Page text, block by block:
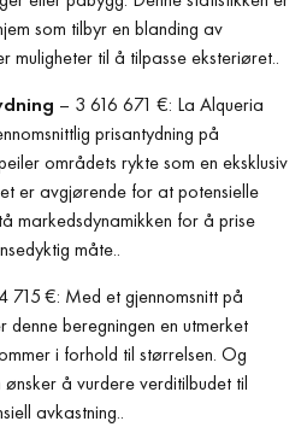
som tilbyr en blanding av
muligheter til å tilpasse eksteriøret..
– 3 616 671 €: La Alqueria
prisantydning på
områdets rykte som en eksklusiv
er avgjørende for at potensielle
markedsdynamikken for å prise
måte..
715 €: Med et gjennomsnitt på
beregningen en utmerket
i forhold til størrelsen. Og
å vurdere verditilbudet til
avkastning..